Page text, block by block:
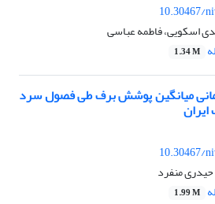
10.30467/
اسکویی، فاطمه عباسی
1.34 M
میانگین پوشش برف طی فصول سرد
10.30467/
منفرد
1.99 M